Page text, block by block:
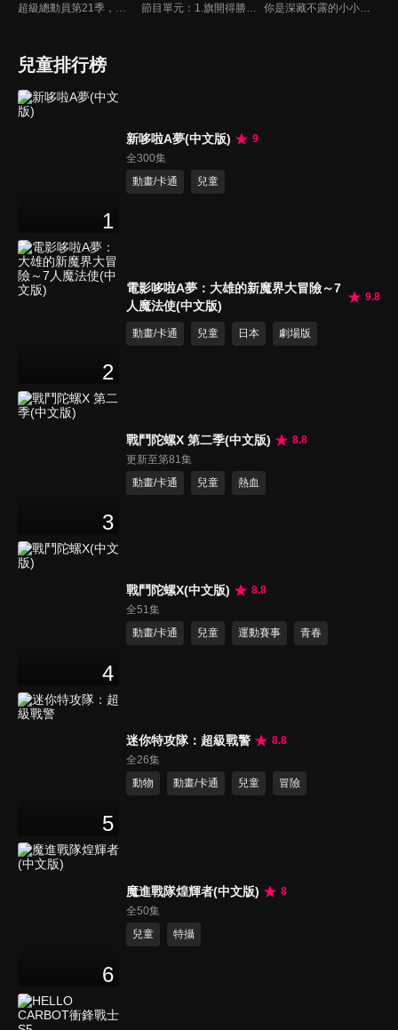
超級總動員第21季，全新場景、全新內容 、全新遊戲關卡，跟著超級總動員一起環遊世界！考驗好友和團體的合作默契，腦力激盪、精采絕倫才藝秀、十八般武藝完美演出。全國小學校際交流與趣味競技比賽，適合全家觀賞的優質益智節目！ 節目單元：1.旗開得勝。2.老師點點名。3.超級偶像。4. OOXX。5.環環相扣。你是深藏不露的小小才藝達人嗎？還是厲害的超級遊戲王，節目中哥哥姐姐要帶著小朋友們闖關拿獎金，快快一起來挑戰吧!! 你是深藏不露的小小才藝達人嗎？還是厲害的超級遊戲王，節目中哥哥姐姐要帶著小朋友們闖關拿獎金，快快一起來挑戰吧!!
兒童排行榜
1
新哆啦A夢(中文版)
9
全300集
動畫/卡通
兒童
2
電影哆啦A夢：大雄的新魔界大冒險～7
人魔法使(中文版)
9.8
動畫/卡通 兒童 日本 劇場版
3
戰鬥陀螺X 第二季(中文版)
8.8
更新至第81集
動畫/卡通
兒童 熱血
4
戰鬥陀螺X(中文版)
8.8
全51集
動畫/卡通
兒童 運動賽事 青春
5
迷你特攻隊：超級戰警
8.8
全26集
動物
動畫/卡通 兒童 冒險
6
魔進戰隊煌輝者(中文版)
8
全50集
兒童
特攝